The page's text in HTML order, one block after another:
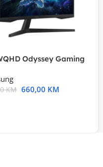
Odyssey Gaming
KM 660,00 KM